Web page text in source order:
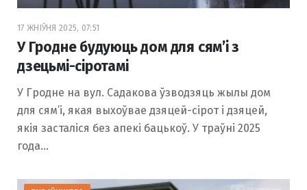
17 ЖНІЎНЯ 2025, 07:51
У Гродне будуюць дом для сям’і з
дзецьмі-сіротамі
У Гродне на вул. Садакова ўзводзяць жылы дом
для сям’і, якая выхоўвае дзяцей-сірот і дзяцей,
якія засталіся без апекі бацькоў. У траўні 2025
года…